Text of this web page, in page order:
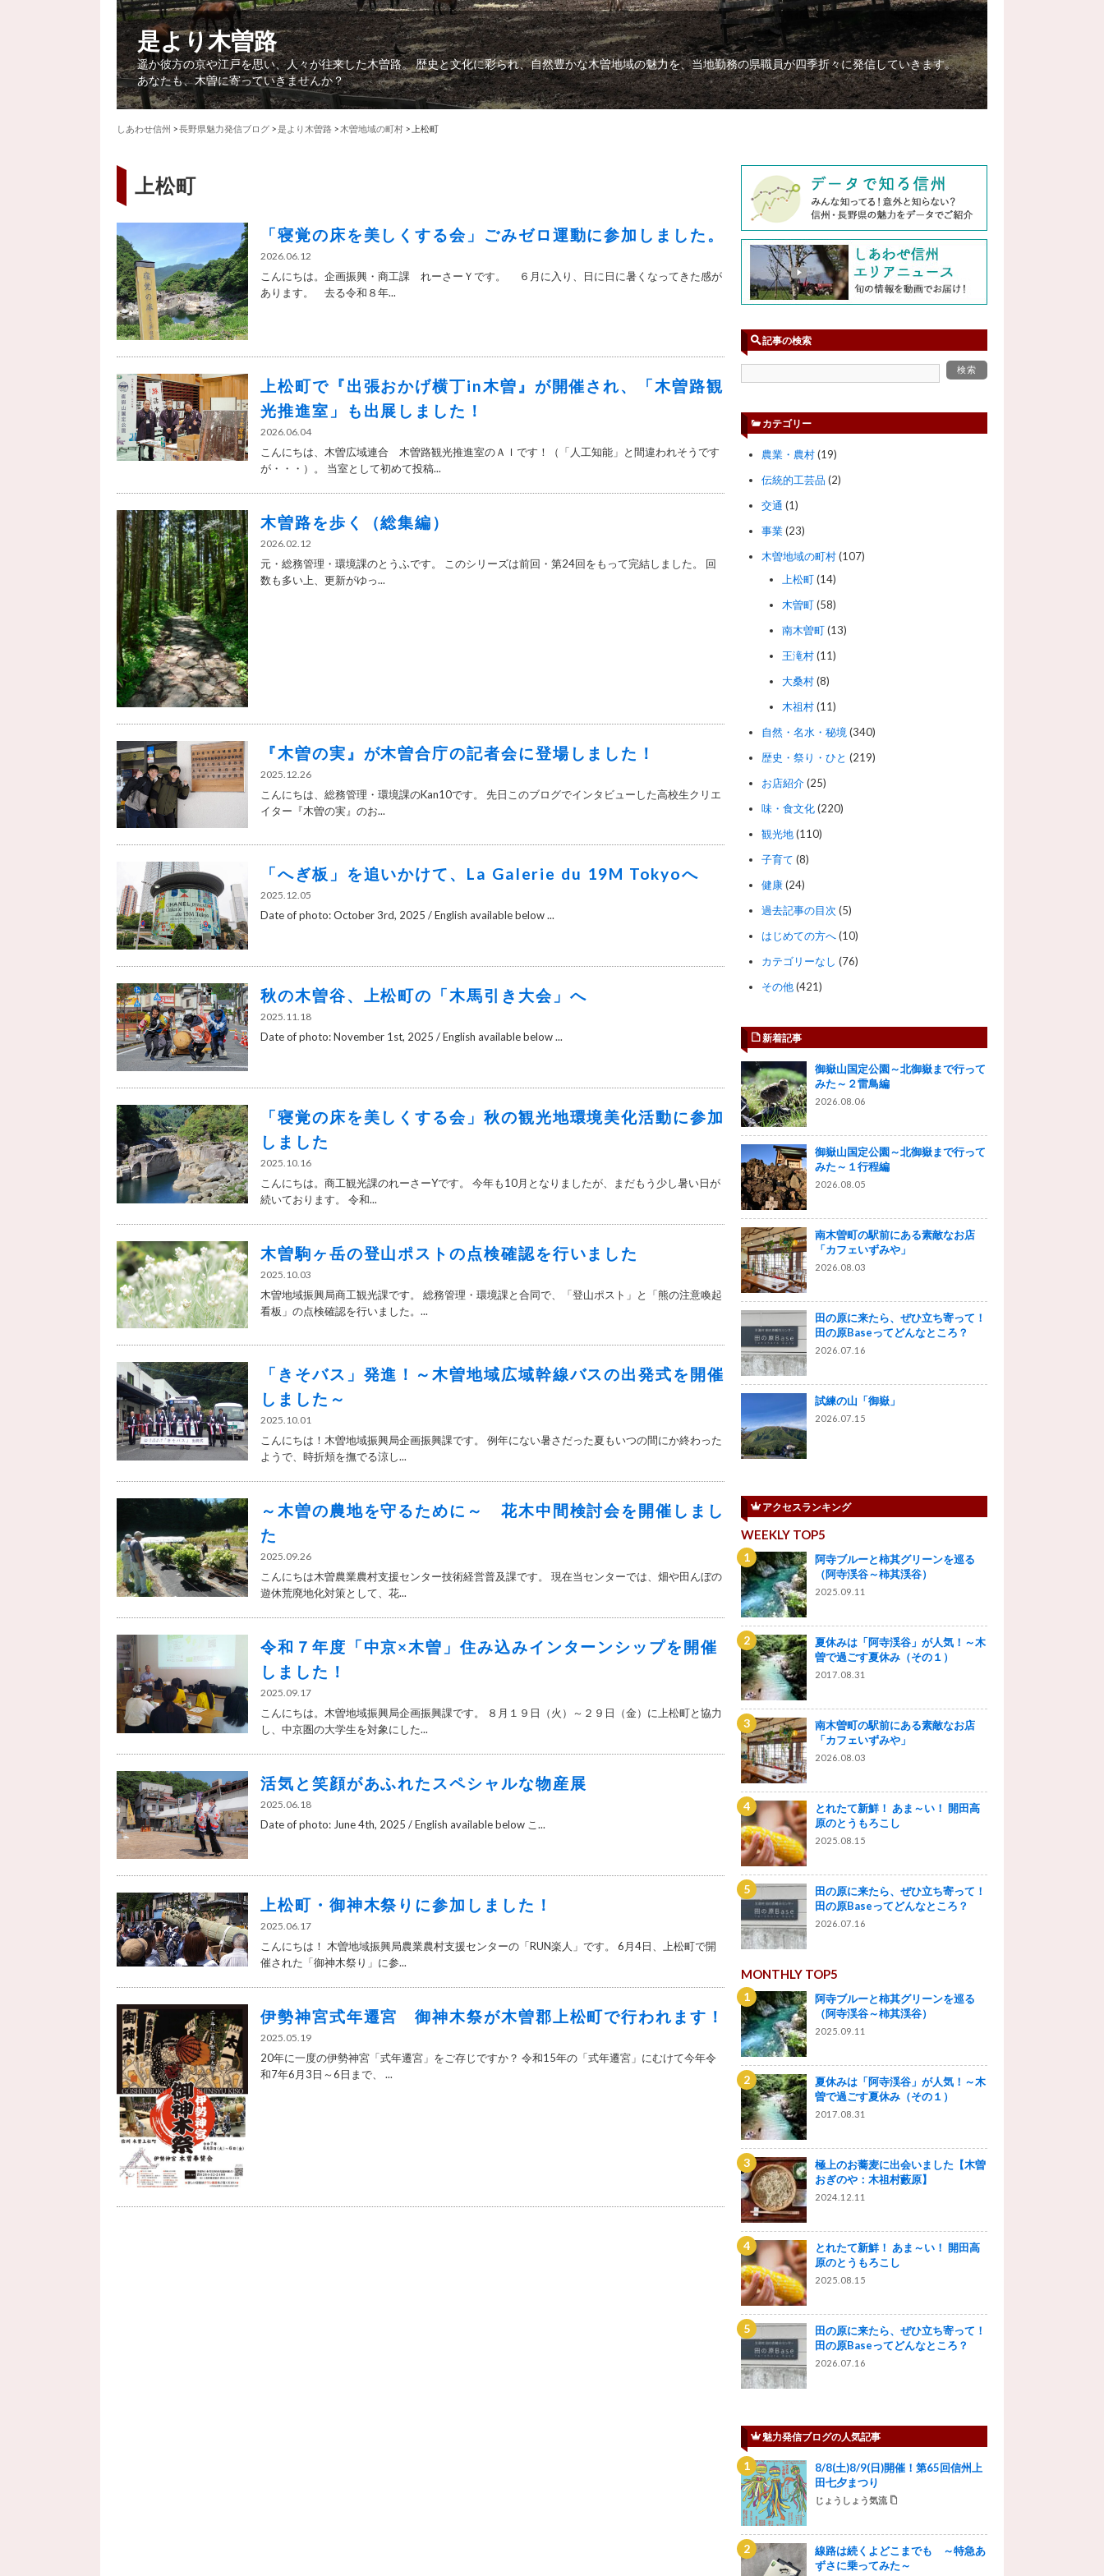
是より木曽路
遥か彼方の京や江戸を思い、人々が往来した木曽路。 歴史と文化に彩られ、自然豊かな木曽地域の魅力を、当地勤務の県職員が四季折々に発信していきます。
あなたも、木曽に寄っていきませんか？
しあわせ信州 >長野県魅力発信ブログ >是より木曽路 > 木曽地域の町村 > 上松町
上松町
「寝覚の床を美しくする会」ごみゼロ運動に参加しました。
2026.06.12
こんにちは。企画振興・商工課 れーさーＹです。 ６月に入り、日に日に暑くなってきた感が
あります。 去る令和８年...
上松町で『出張おかげ横丁in木曽』が開催され、「木曽路観
光推進室」も出展しました！
2026.06.04
こんにちは、木曽広域連合 木曽路観光推進室のＡＩです！（「人工知能」と間違われそうです
が・・・）。 当室として初めて投稿...
木曽路を歩く（総集編）
2026.02.12
元・総務管理・環境課のとうふです。 このシリーズは前回・第24回をもって完結しました。 回
数も多い上、更新がゆっ...
『木曽の実』が木曽合庁の記者会に登場しました！
2025.12.26
こんにちは、総務管理・環境課のKan10です。 先日このブログでインタビューした高校生クリエ
イター『木曽の実』のお...
「へぎ板」を追いかけて、La Galerie du 19M Tokyoへ
2025.12.05
Date of photo: October 3rd, 2025 / English available below ...
秋の木曽谷、上松町の「木馬引き大会」へ
2025.11.18
Date of photo: November 1st, 2025 / English available below ...
「寝覚の床を美しくする会」秋の観光地環境美化活動に参加
しました
2025.10.16
こんにちは。商工観光課のれーさーYです。 今年も10月となりましたが、まだもう少し暑い日が
続いております。 令和...
木曽駒ヶ岳の登山ポストの点検確認を行いました
2025.10.03
木曽地域振興局商工観光課です。 総務管理・環境課と合同で、「登山ポスト」と「熊の注意喚起
看板」の点検確認を行いました。...
「きそバス」発進！～木曽地域広域幹線バスの出発式を開催
しました～
2025.10.01
こんにちは！木曽地域振興局企画振興課です。 例年にない暑さだった夏もいつの間にか終わった
ようで、時折頬を撫でる涼し...
～木曽の農地を守るために～ 花木中間検討会を開催しまし
た
2025.09.26
こんにちは木曽農業農村支援センター技術経営普及課です。 現在当センターでは、畑や田んぼの
遊休荒廃地化対策として、花...
令和７年度「中京×木曽」住み込みインターンシップを開催
しました！
2025.09.17
こんにちは。木曽地域振興局企画振興課です。 ８月１９日（火）～２９日（金）に上松町と協力
し、中京圏の大学生を対象にした...
活気と笑顔があふれたスペシャルな物産展
2025.06.18
Date of photo: June 4th, 2025 / English available below こ...
上松町・御神木祭りに参加しました！
2025.06.17
こんにちは！ 木曽地域振興局農業農村支援センターの「RUN楽人」です。 6月4日、上松町で開
催された「御神木祭り」に参...
伊勢神宮式年遷宮 御神木祭が木曽郡上松町で行われます！
2025.05.19
20年に一度の伊勢神宮「式年遷宮」をご存じですか？ 令和15年の「式年遷宮」にむけて今年令
和7年6月3日～6日まで、 ...
記事の検索
カテゴリー
農業・農村(19)
伝統的工芸品 (2)
交通 (1)
事業(23)
木曽地域の町村(107)
上松町(14)
木曽町(58)
南木曽町(13)
王滝村(11)
大桑村(8)
木祖村(11)
自然・名水・秘境(340)
歴史・祭り・ひと (219)
お店紹介(25)
味・食文化(220)
観光地(110)
子育て (8)
健康(24)
過去記事の目次 (5)
はじめての方へ(10)
カテゴリーなし (76)
その他(421)
新着記事
御嶽山国定公園～北御嶽まで行って
みた～２雷鳥編
2026.08.06
御嶽山国定公園～北御嶽まで行って
みた～１行程編
2026.08.05
南木曽町の駅前にある素敵なお店
「カフェいずみや」
2026.08.03
田の原に来たら、ぜひ立ち寄って！
田の原Baseってどんなところ？
2026.07.16
試練の山「御嶽」
2026.07.15
アクセスランキング
WEEKLY TOP5
阿寺ブルーと柿其グリーンを巡る
（阿寺渓谷～柿其渓谷）
2025.09.11
夏休みは「阿寺渓谷」が人気！～木
曽で過ごす夏休み（その１）
2017.08.31
南木曽町の駅前にある素敵なお店
「カフェいずみや」
2026.08.03
とれたて新鮮！ あま～い！ 開田高
原のとうもろこし
2025.08.15
田の原に来たら、ぜひ立ち寄って！
田の原Baseってどんなところ？
2026.07.16
MONTHLY TOP5
阿寺ブルーと柿其グリーンを巡る
（阿寺渓谷～柿其渓谷）
2025.09.11
夏休みは「阿寺渓谷」が人気！～木
曽で過ごす夏休み（その１）
2017.08.31
極上のお蕎麦に出会いました【木曽
おぎのや：木祖村藪原】
2024.12.11
とれたて新鮮！ あま～い！ 開田高
原のとうもろこし
2025.08.15
田の原に来たら、ぜひ立ち寄って！
田の原Baseってどんなところ？
2026.07.16
魅力発信ブログの人気記事
8/8(土)8/9(日)開催！第65回信州上
田七夕まつり
じょうしょう気流
線路は続くよどこまでも ～特急あ
ずさに乗ってみた～